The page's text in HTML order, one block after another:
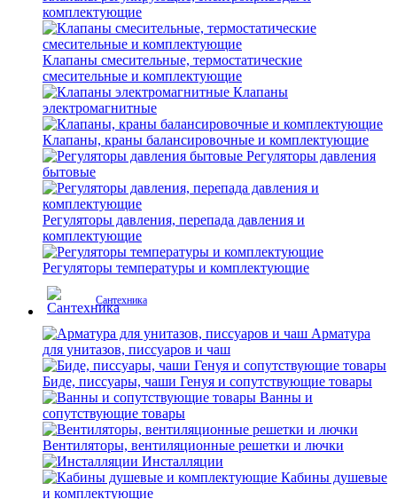
комплектующие
Клапаны смесительные, термостатические
смесительные и комплектующие
Клапаны
электромагнитные
Клапаны, краны балансировочные и комплектующие
Регуляторы давления
бытовые
Регуляторы давления, перепада давления и
комплектующие
Регуляторы температуры и комплектующие
Сантехника
Арматура
для унитазов, писсуаров и чаш
Биде, писсуары, чаши Генуя и сопутствующие товары
Ванны и
сопутствующие товары
Вентиляторы, вентиляционные решетки и лючки
Инсталляции
Кабины душевые
и комплектующие